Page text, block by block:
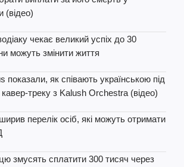
(відео)
чекає великий успіх до 30
можуть змінити життя
показали, як співають українською під
треку з Kalush Orchestra (відео)
перелік осіб, які можуть отримати
змусять сплатити 300 тисяч через